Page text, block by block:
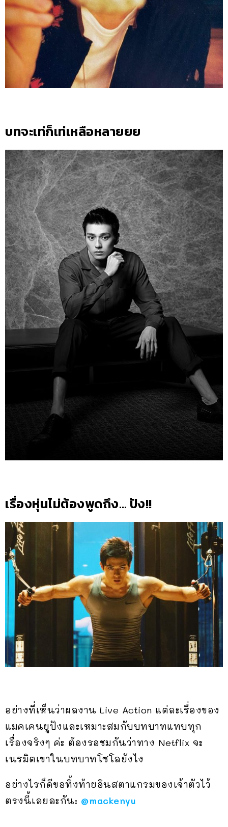
บทจะเท่ก็เท่เหลือหลายยย
เรื่องหุ่นไม่ต้องพูดถึง… ปัง!!
อย่างที่เห็นว่าผลงาน Live Action แต่ละเรื่องของ
แมคเคนยูปังและเหมาะสมกับบทบาทแทบทุก
เรื่องจริงๆ ค่ะ ต้องรอชมกันว่าทาง Netflix จะ
เนรมิตเขาในบทบาทโซโลยังไง
อย่างไรก็ดีขอทิ้งท้ายอินสตาแกรมของเจ้าตัวไว้
ตรงนี้เลยละกัน: @mackenyu